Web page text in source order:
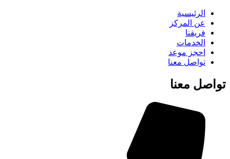
الرئيسية
عن المركز
فريقنا
الخدمات
احجز موعد
تواصل معنا
تواصل معنا